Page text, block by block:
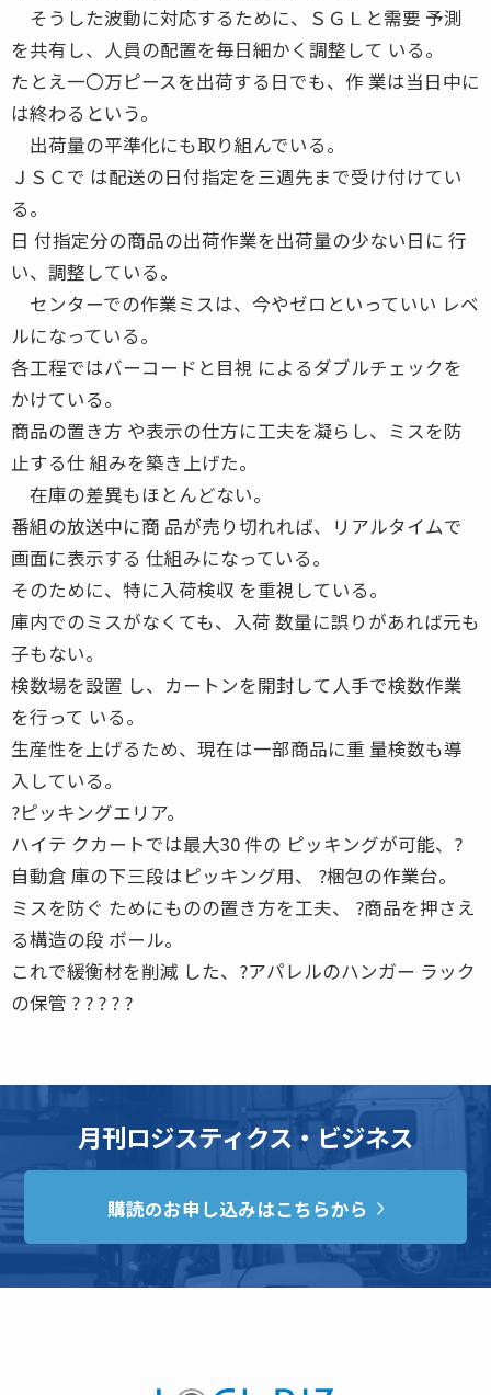
そうした波動に対応するために、ＳＧＬと需要 予測
を共有し、人員の配置を毎日細かく調整して いる。
たとえ一〇万ピースを出荷する日でも、作 業は当日中に
は終わるという。
出荷量の平準化にも取り組んでいる。
ＪＳＣで は配送の日付指定を三週先まで受け付けてい
る。
日 付指定分の商品の出荷作業を出荷量の少ない日に 行
い、調整している。
センターでの作業ミスは、今やゼロといっていい レベ
ルになっている。
各工程ではバーコードと目視 によるダブルチェックを
かけている。
商品の置き方 や表示の仕方に工夫を凝らし、ミスを防
止する仕 組みを築き上げた。
在庫の差異もほとんどない。
番組の放送中に商 品が売り切れれば、リアルタイムで
画面に表示する 仕組みになっている。
そのために、特に入荷検収 を重視している。
庫内でのミスがなくても、入荷 数量に誤りがあれば元も
子もない。
検数場を設置 し、カートンを開封して人手で検数作業
を行って いる。
生産性を上げるため、現在は一部商品に重 量検数も導
入している。
?ピッキングエリア。
ハイテ クカートでは最大30 件の ピッキングが可能、?
自動倉 庫の下三段はピッキング用、 ?梱包の作業台。
ミスを防ぐ ためにものの置き方を工夫、 ?商品を押さえ
る構造の段 ボール。
これで緩衡材を削減 した、?アパレルのハンガー ラック
の保管 ? ? ? ? ?
月刊ロジスティクス・ビジネス
購読のお申し込みはこちらから